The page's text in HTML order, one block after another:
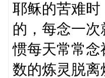
耶稣的苦难
的，每念一
惯每天常常
数的炼灵脱